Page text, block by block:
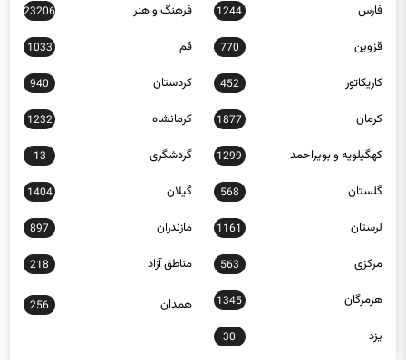
فارس 1244 فرهنگ و هنر 23206
قزوین 770 قم 1033
کاریکاتور 452 کردستان 940
کرمان 1877 کرمانشاه 1232
کهگیلویه و بویراحمد 1299 گردشگری 13
گلستان 568 گیلان 1404
لرستان 1161 مازندران 897
مرکزی 563 مناطق آزاد 218
هرمزگان 1345 همدان 256
یزد 30